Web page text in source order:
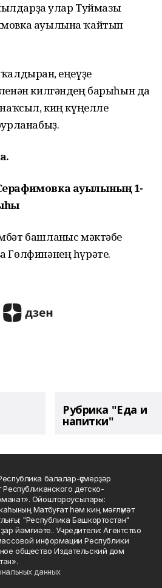
улар Туймазы
ауылына ҡайтып
еңеүҙе
килгәндең барыһын да
киң күңелле
ауылының 1-
башланғыс мәктәбе
Гөлфинәнең һүрәте.
Рубрика "Еда и
напитки"
балалар-үҫмерҙәр
детско-
Ойоштороусылары:
Матбуғат һәм киң мәғлүмәт
"Республика Башкортостан"
йәмғиәте.. Учредители: Агентство
информации Республики
общество Издательский дом
данных